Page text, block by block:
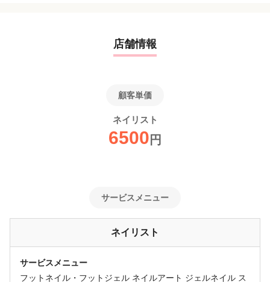
店舗情報
顧客単価
ネイリスト
6500 円
サービスメニュー
ネイリスト
サービスメニュー
フットネイル・フットジェル ネイルアート ジェルネイル ス